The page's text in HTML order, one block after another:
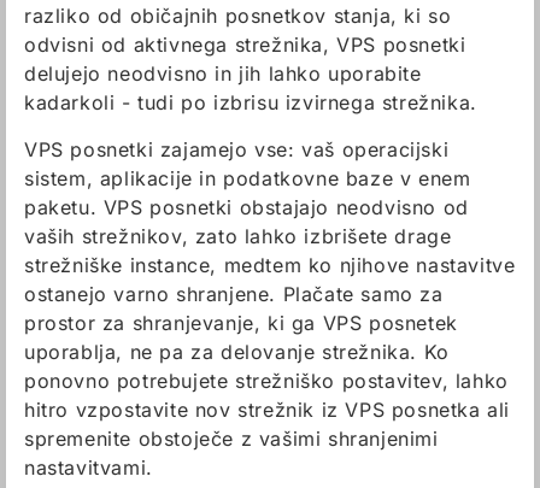
razliko od običajnih posnetkov stanja, ki so
odvisni od aktivnega strežnika, VPS posnetki
delujejo neodvisno in jih lahko uporabite
kadarkoli - tudi po izbrisu izvirnega strežnika.
VPS posnetki zajamejo vse: vaš operacijski
sistem, aplikacije in podatkovne baze v enem
paketu. VPS posnetki obstajajo neodvisno od
vaših strežnikov, zato lahko izbrišete drage
strežniške instance, medtem ko njihove nastavitve
ostanejo varno shranjene. Plačate samo za
prostor za shranjevanje, ki ga VPS posnetek
uporablja, ne pa za delovanje strežnika. Ko
ponovno potrebujete strežniško postavitev, lahko
hitro vzpostavite nov strežnik iz VPS posnetka ali
spremenite obstoječe z vašimi shranjenimi
nastavitvami.